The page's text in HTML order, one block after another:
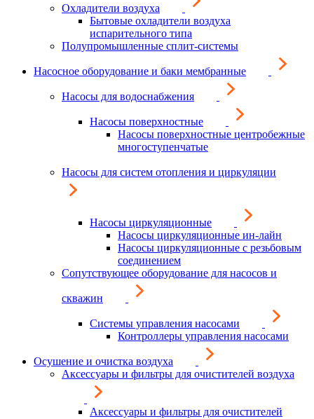
Охладители воздуха
Бытовые охладители воздуха
испарительного типа
Полупромышленные сплит-системы
Насосное оборудование и баки мембранные
Насосы для водоснабжения
Насосы поверхностные
Насосы поверхностные центробежные
многоступенчатые
Насосы для систем отопления и циркуляции
Насосы циркуляционные
Насосы циркуляционные ин-лайн
Насосы циркуляционные с резьбовым
соединением
Сопутствующее оборудование для насосов и
скважин
Системы управления насосами
Контроллеры управления насосами
Осушение и очистка воздуха
Аксессуары и фильтры для очистителей воздуха
Аксессуары и фильтры для очистителей